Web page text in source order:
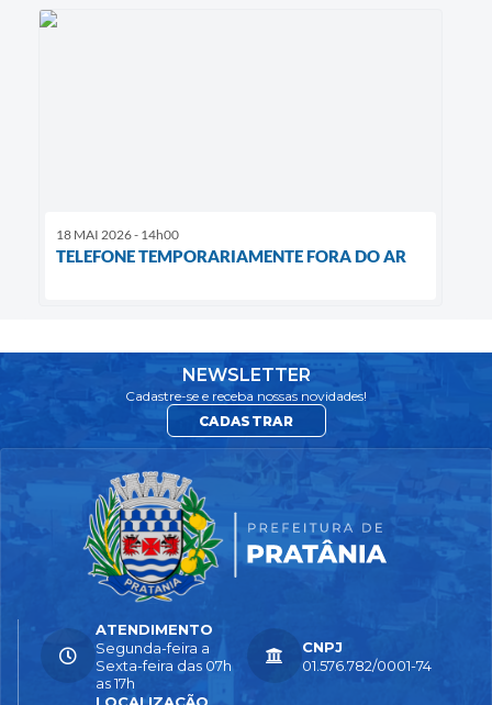
18 MAI 2026 - 14h00
TELEFONE TEMPORARIAMENTE FORA DO AR
NEWSLETTER
Cadastre-se e receba nossas novidades!
CADASTRAR
ATENDIMENTO
Segunda-feira a
Sexta-feira das 07h
as 17h
CNPJ
01.576.782/0001-74